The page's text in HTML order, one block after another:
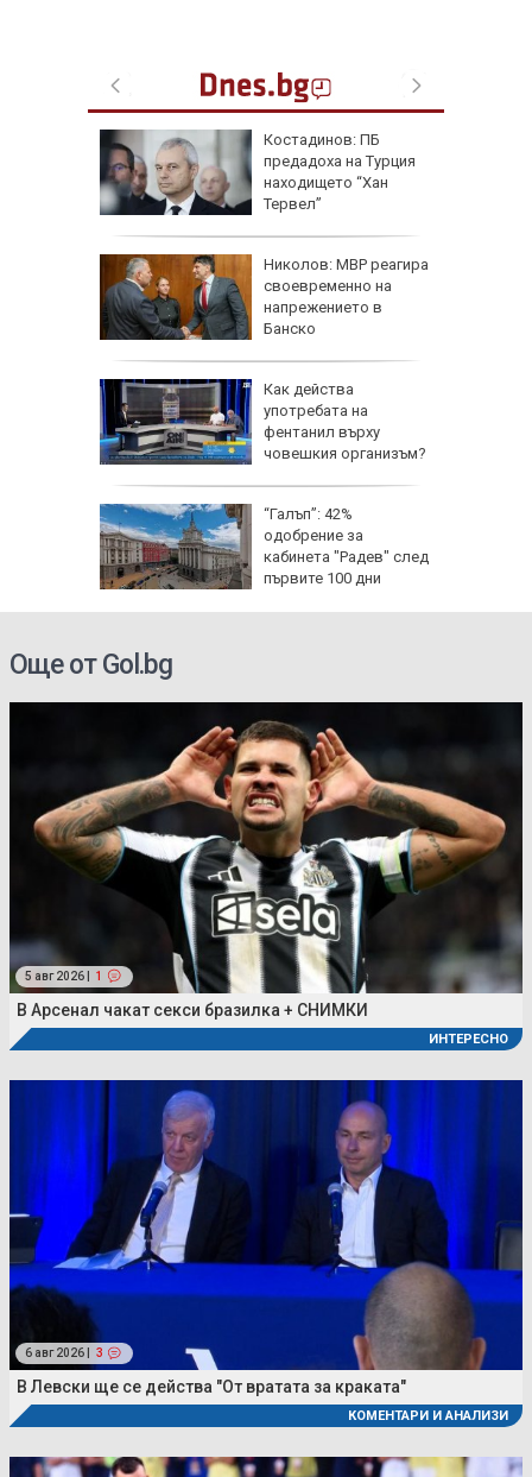
Костадинов: ПБ
предадоха на Турция
находището “Хан
Тервел”
Николов: МВР реагира
своевременно на
напрежението в
Банско
Как действа
употребата на
фентанил върху
човешкия организъм?
“Галъп”: 42%
одобрение за
кабинета "Радев" след
първите 100 дни
Още от Gol.bg
5 авг 2026 | 1
В Арсенал чакат секси бразилка + СНИМКИ
ИНТЕРЕСНО
6 авг 2026 | 3
В Левски ще се действа "От вратата за краката"
КОМЕНТАРИ И АНАЛИЗИ